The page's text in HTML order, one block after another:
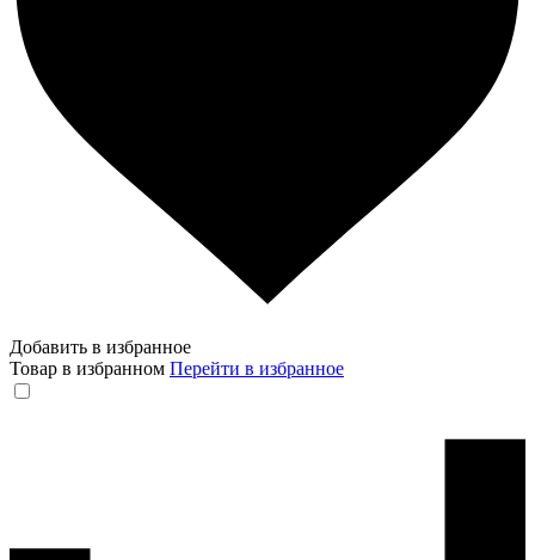
Добавить в избранное
Товар в избранном Перейти в избранное